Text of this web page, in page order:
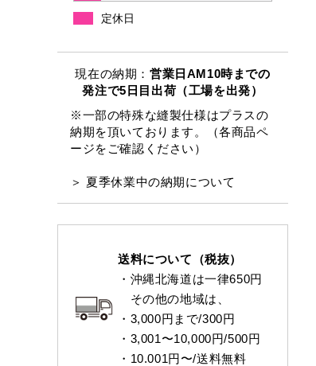
定休日
現在の納期： 営業日AM10時までの
発注で5日目出荷（工場を出発）
※一部の特殊な縫製仕様はプラスの
納期を頂いております。（各商品ペ
ージをご確認ください）
＞ 夏季休業中の納期について
送料について（税抜）
・沖縄北海道は一律650円
その他の地域は、
・3,000円まで/300円
・3,001〜10,000円/500円
・10.001円〜/送料無料